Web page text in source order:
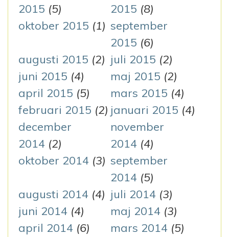
2015 (5)
2015 (8)
oktober 2015 (1) september
2015 (6)
augusti 2015 (2) juli 2015 (2)
juni 2015 (4) maj 2015 (2)
april 2015 (5) mars 2015 (4)
februari 2015 (2) januari 2015 (4)
december
2014 (2)
november
2014 (4)
oktober 2014 (3) september
2014 (5)
augusti 2014 (4) juli 2014 (3)
juni 2014 (4) maj 2014 (3)
april 2014 (6) mars 2014 (5)